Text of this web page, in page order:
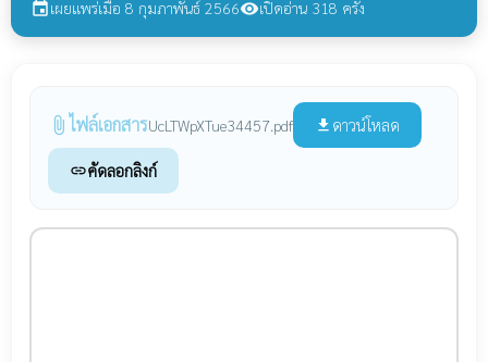
eventเผยแพร่เมื่อ 8 กุมภาพันธ์ 2566visibilityเปิดอ่าน 318 ครั้ง
attach_file ไฟล์เอกสารUcLTWpXTue34457.pdf file_download ดาวน์โหลด
linkคัดลอกลิงก์